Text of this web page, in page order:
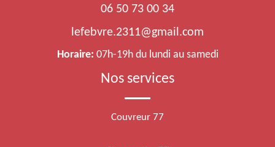
06 50 73 00 34
lefebvre.2311@gmail.com
Horaire: 07h-19h du lundi au samedi
Nos services
Couvreur 77